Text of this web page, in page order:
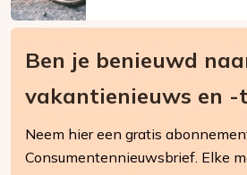
Ben je benieuwd
vakantienieuws en -
Neem hier een gratis
Consumentennieuwsbrief. Elke